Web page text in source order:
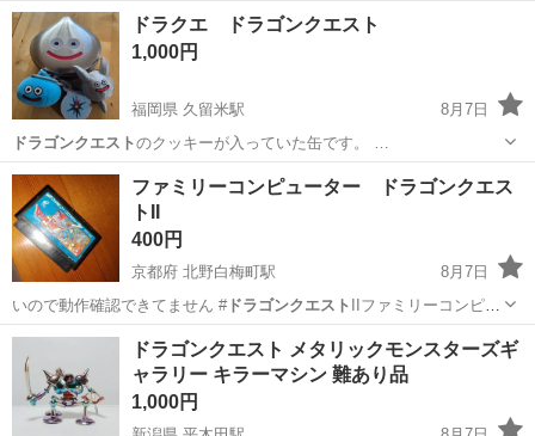
埼玉 新座市 新座駅 フィギュア
ドラクエ ドラゴンクエスト
1,000円
福岡県 久留米駅
8月7日
ドラゴンクエストのクッキーが入っていた缶です。 …
福岡 久留米市 久留米駅 おもちゃ ドラゴンクエスト
ファミリーコンピューター ドラゴンクエス
トII
400円
京都府 北野白梅町駅
8月7日
いので動作確認できてません #ドラゴンクエスト IIファミリーコンピュ
ーター
京都 京都市 北野白梅町駅 おもちゃ
ドラゴンクエスト メタリックモンスターズギ
ャラリー キラーマシン 難あり品
1,000円